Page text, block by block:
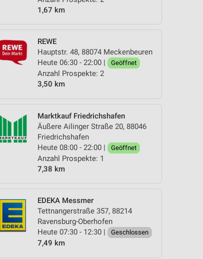
1,67 km
REWE
Hauptstr. 48, 88074 Meckenbeuren
Heute 06:30 - 22:00 |
Geöffnet
Anzahl Prospekte: 2
3,50 km
Marktkauf Friedrichshafen
Äußere Ailinger Straße 20, 88046
Friedrichshafen
Heute 08:00 - 22:00 |
Geöffnet
Anzahl Prospekte: 1
7,38 km
EDEKA Messmer
Tettnangerstraße 357, 88214
Ravensburg-Oberhofen
Heute 07:30 - 12:30 |
Geschlossen
7,49 km